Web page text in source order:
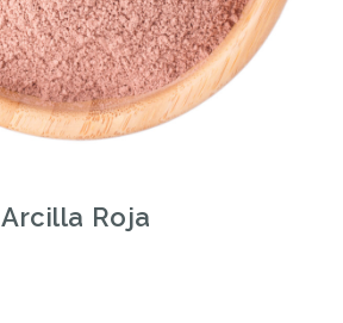
Arcilla Roja